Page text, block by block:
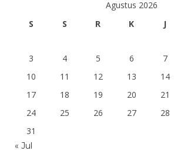
Agustus 2026
S
S R K J
3
4 5 6 7
10
11 12 13 14
17
18 19 20 21
24
25 26 27 28
31
« Jul